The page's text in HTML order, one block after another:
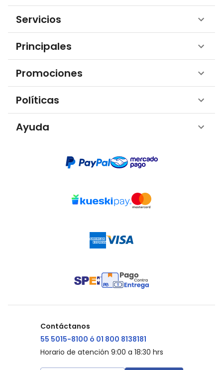
Servicios
Principales
Promociones
Políticas
Ayuda
Contáctanos
55 5015-8100 ó 01 800 8138181
Horario de atención 9:00 a 18:30 hrs